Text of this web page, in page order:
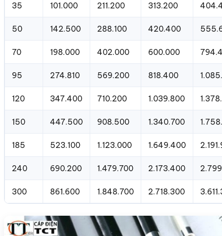
35 101.000 211.200 313.200
50 142.500 288.100 420.400
70 198.000 402.000 600.000
95 274.810 569.200 818.400
120 347.400 710.200 1.039.800
150 447.500 908.500 1.340.700
185 523.100 1.123.000 1.649.400
240 690.200 1.479.700 2.173.400
300 861.600 1.848.700 2.718.300